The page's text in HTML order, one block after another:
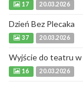
17 20.03.2026
Dzień Bez Plecaka
37 20.03.2026
Wyjście do teatru
16 20.03.2026